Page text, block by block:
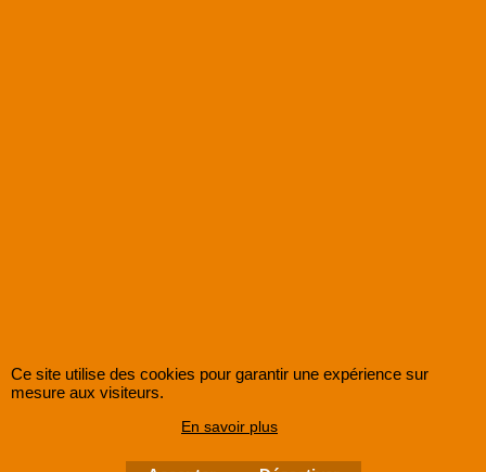
est une entreprise enregistrée au Registre du Commerce et des
Ce site utilise des cookies pour garantir une expérience sur
mesure aux visiteurs.
En savoir plus